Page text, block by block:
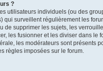
?
utilisateurs individuels (ou des
qui surveillent régulièrement les
de supprimer les sujets, les
les fusionner et les diviser dans le
les modérateurs sont présents
règles imposées sur le forum.